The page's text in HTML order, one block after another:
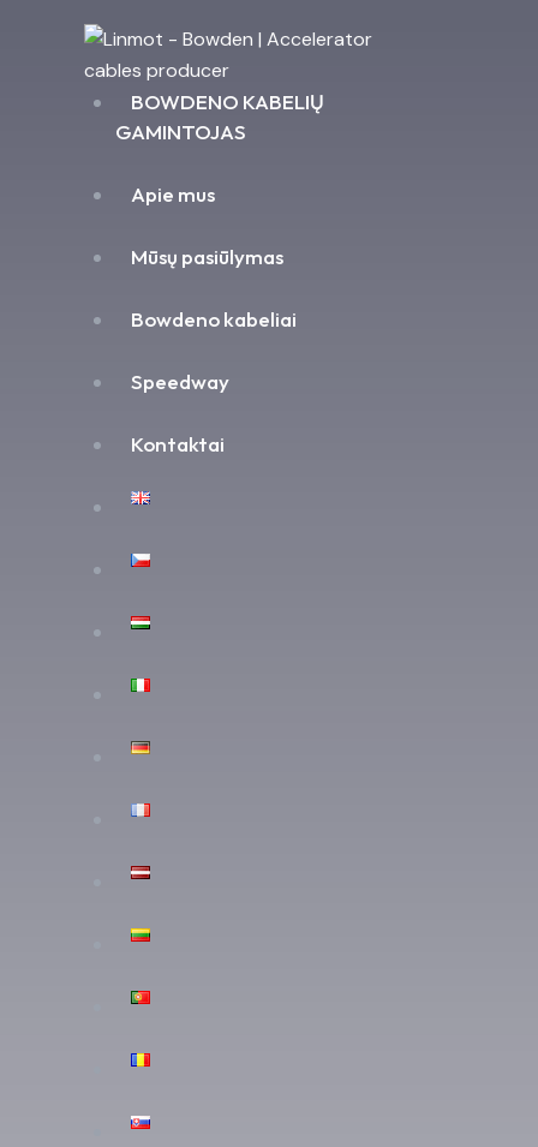
BOWDENO KABELIŲ
GAMINTOJAS
Apie mus
Mūsų pasiūlymas
Bowdeno kabeliai
Speedway
Kontaktai